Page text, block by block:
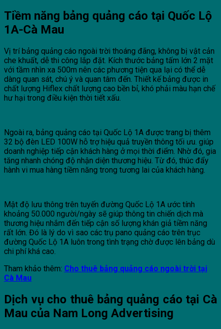
Tiềm năng bảng quảng cáo tại Quốc Lộ
1A-Cà Mau
Vị trí bảng quảng cáo ngoài trời thoáng đãng, không bị vật cản
che khuất, dễ thi công lắp đặt. Kích thước bảng tấm lớn 2 mặt
với tầm nhìn xa 500m nên các phương tiện qua lại có thể dễ
dàng quan sát, chú ý và quan tâm đến. Thiết kế bảng được in
chất lượng Hiflex chất lượng cao bền bỉ, khó phải màu hạn chế
hư hại trong điều kiện thời tiết xấu.
Ngoài ra, bảng quảng cáo tại Quốc Lộ 1A được trang bị thêm
32 bộ đèn LED 100W hỗ trợ hiệu quả truyền thông tối ưu. giúp
doanh nghiệp tiếp cận khách hàng ở mọi thời điểm. Nhờ đó, gia
tăng nhanh chóng độ nhận diện thương hiệu. Từ đó, thúc đẩy
hành vi mua hàng tiềm năng trong tương lai của khách hàng.
Mật độ lưu thông trên tuyến đường Quốc Lộ 1A ước tính
khoảng 50.000 người/ngày sẽ giúp thông tin chiến dịch mà
thương hiệu nhắm đến tiếp cận số lượng khán giả tiềm năng
rất lớn. Đó là lý do vì sao các trụ pano quảng cáo trên trục
đường Quốc Lộ 1A luôn trong tình trạng chờ được lên bảng dù
chi phí khá cao.
Tham khảo thêm: Cho thuê bảng quảng cáo ngoài trời tại
Cà Mau
Dịch vụ cho thuê bảng quảng cáo tại Cà
Mau của Nam Long Advertising